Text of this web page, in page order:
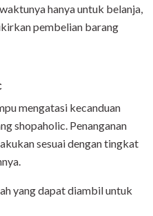
hanya untuk belanja,
pembelian barang
mengatasi kecanduan
shopaholic. Penanganan
sesuai dengan tingkat
yang dapat diambil untuk